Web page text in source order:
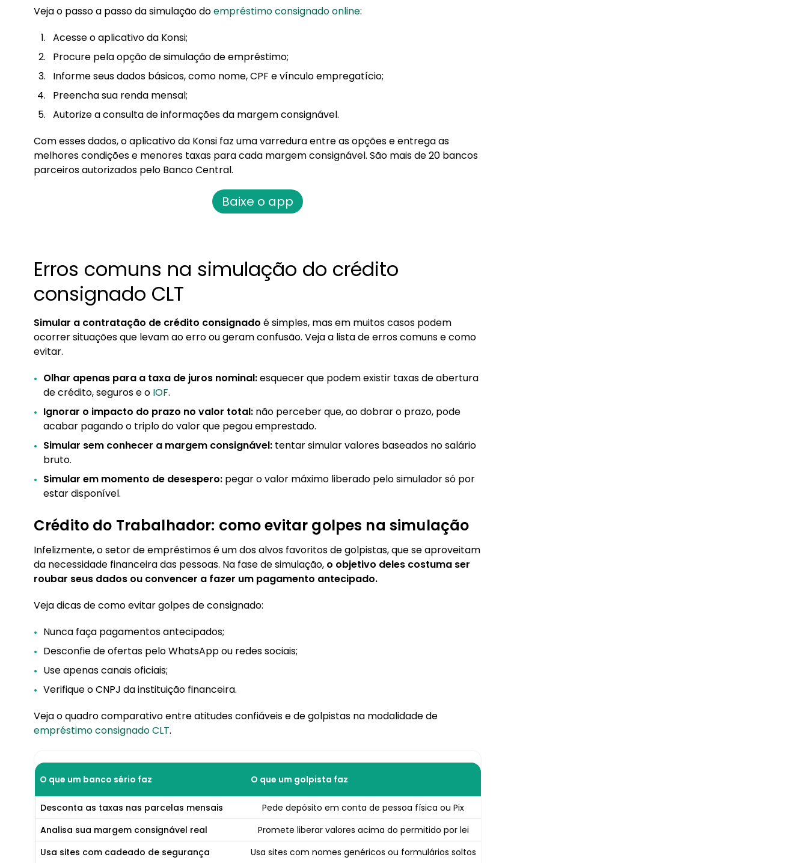
Veja o passo a passo da simulação doempréstimo consignado online:
Acesse o aplicativo da Konsi;
Procure pela opção de simulação de empréstimo;
Informe seus dados básicos, como nome, CPF e vínculo empregatício;
Preencha sua renda mensal;
Autorize a consulta de informações da margem consignável.
Com esses dados, o aplicativo da Konsi faz uma varredura entre as opções e entrega as
melhores condições e menores taxas para cada margem consignável. São mais de 20 bancos
parceiros autorizados pelo Banco Central.
Baixe o app
Erros comuns na simulação do crédito
consignado CLT
Simular a contratação de crédito consignado é simples, mas em muitos casos podem
ocorrer situações que levam ao erro ou geram confusão. Veja a lista de erros comuns e como
evitar.
Olhar apenas para a taxa de juros nominal:esquecer que podem existir taxas de abertura
de crédito, seguros e o IOF.
Ignorar o impacto do prazo no valor total: não perceber que, ao dobrar o prazo, pode
acabar pagando o triplo do valor que pegou emprestado.
Simular sem conhecer a margem consignável: tentar simular valores baseados no salário
bruto.
Simular em momento de desespero: pegar o valor máximo liberado pelo simulador só por
estar disponível.
Crédito do Trabalhador: como evitar golpes na simulação
Infelizmente, o setor de empréstimos é um dos alvos favoritos de golpistas, que se aproveitam
da necessidade financeira das pessoas. Na fase de simulação, o objetivo deles costuma ser
roubar seus dados ou convencer a fazer um pagamento antecipado.
Veja dicas de como evitar golpes de consignado:
Nunca faça pagamentos antecipados;
Desconfie de ofertas pelo WhatsApp ou redes sociais;
Use apenas canais oficiais;
Verifique o CNPJ da instituição financeira.
Veja o quadro comparativo entre atitudes confiáveis e de golpistas na modalidade de
empréstimo consignado CLT.
O que um banco sério faz O que um golpista faz
Desconta as taxas nas parcelas mensais
Pede depósito em conta de pessoa física ou Pix
Analisa sua margem consignável real
Promete liberar valores acima do permitido por lei
Usa sites com cadeado de segurança
Usa sites com nomes genéricos ou formulários soltos